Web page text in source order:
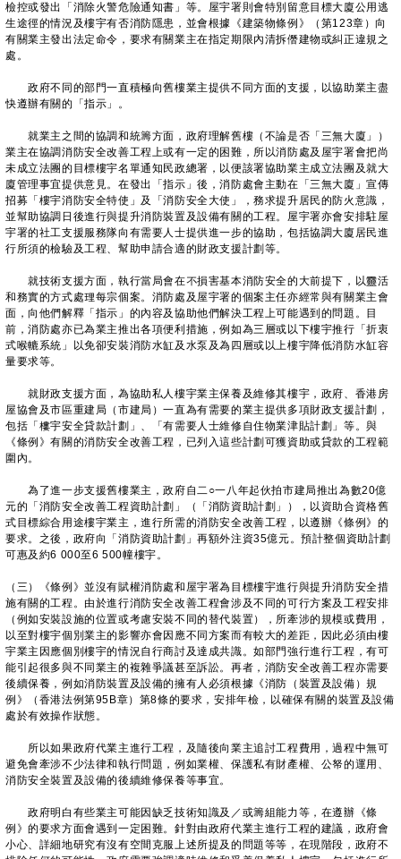
檢控或發出「消除火警危險通知書」等。屋宇署則會特別留意目標大廈公用逃
生途徑的情況及樓宇有否消防隱患，並會根據《建築物條例》（第123章）向
有關業主發出法定命令，要求有關業主在指定期限內清拆僭建物或糾正違規之
處。
政府不同的部門一直積極向舊樓業主提供不同方面的支援，以協助業主盡
快遵辦有關的「指示」。
就業主之間的協調和統籌方面，政府理解舊樓（不論是否「三無大廈」）
業主在協調消防安全改善工程上或有一定的困難，所以消防處及屋宇署會把尚
未成立法團的目標樓宇名單通知民政總署，以便該署協助業主成立法團及就大
廈管理事宜提供意見。在發出「指示」後，消防處會主動在「三無大廈」宣傳
招募「樓宇消防安全特使」及「消防安全大使」，務求提升居民的防火意識，
並幫助協調日後進行與提升消防裝置及設備有關的工程。屋宇署亦會安排駐屋
宇署的社工支援服務隊向有需要人士提供進一步的協助，包括協調大廈居民進
行所須的檢驗及工程、幫助申請合適的財政支援計劃等。
就技術支援方面，執行當局會在不損害基本消防安全的大前提下，以靈活
和務實的方式處理每宗個案。消防處及屋宇署的個案主任亦經常與有關業主會
面，向他們解釋「指示」的內容及協助他們解決工程上可能遇到的問題。目
前，消防處亦已為業主推出各項便利措施，例如為三層或以下樓宇推行「折衷
式喉轆系統」以免卻安裝消防水缸及水泵及為四層或以上樓宇降低消防水缸容
量要求等。
就財政支援方面，為協助私人樓宇業主保養及維修其樓宇，政府、香港房
屋協會及市區重建局（市建局）一直為有需要的業主提供多項財政支援計劃，
包括「樓宇安全貸款計劃」、「有需要人士維修自住物業津貼計劃」等。與
《條例》有關的消防安全改善工程，已列入這些計劃可獲資助或貸款的工程範
圍內。
為了進一步支援舊樓業主，政府自二○一八年起伙拍市建局推出為數20億
元的「消防安全改善工程資助計劃」（「消防資助計劃」），以資助合資格舊
式目標綜合用途樓宇業主，進行所需的消防安全改善工程，以遵辦《條例》的
要求。之後，政府向「消防資助計劃」再額外注資35億元。預計整個資助計劃
可惠及約6 000至6 500幢樓宇。
（三）《條例》並沒有賦權消防處和屋宇署為目標樓宇進行與提升消防安全措
施有關的工程。由於進行消防安全改善工程會涉及不同的可行方案及工程安排
（例如安裝設施的位置或考慮安裝不同的替代裝置），所牽涉的規模或費用，
以至對樓宇個別業主的影響亦會因應不同方案而有較大的差距，因此必須由樓
宇業主因應個別樓宇的情況自行商討及達成共識。如部門強行進行工程，有可
能引起很多與不同業主的複雜爭議甚至訴訟。再者，消防安全改善工程亦需要
後續保養，例如消防裝置及設備的擁有人必須根據《消防（裝置及設備）規
例》（香港法例第95B章）第8條的要求，安排年檢，以確保有關的裝置及設備
處於有效操作狀態。
所以如果政府代業主進行工程，及隨後向業主追討工程費用，過程中無可
避免會牽涉不少法律和執行問題，例如業權、保護私有財產權、公帑的運用、
消防安全裝置及設備的後續維修保養等事宜。
政府明白有些業主可能因缺乏技術知識及／或籌組能力等，在遵辦《條
例》的要求方面會遇到一定困難。針對由政府代業主進行工程的建議，政府會
小心、詳細地研究有沒有空間克服上述所提及的問題等等，在現階段，政府不